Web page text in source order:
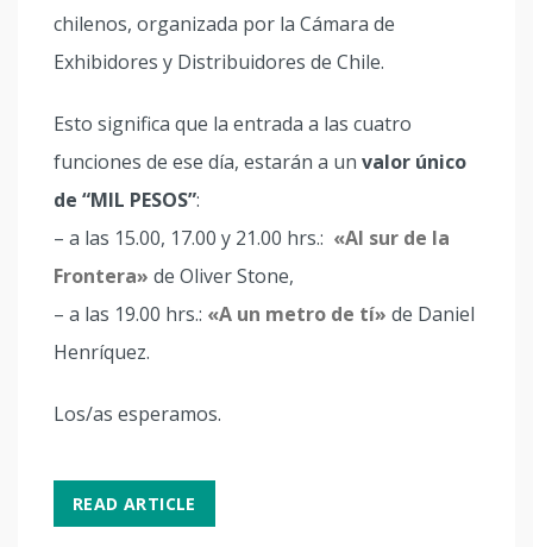
chilenos, organizada por la Cámara de
Exhibidores y Distribuidores de Chile.
Esto significa que la entrada a las cuatro
funciones de ese día, estarán a un valor único
de “MIL PESOS”:
– a las 15.00, 17.00 y 21.00 hrs.: «Al sur de la
Frontera» de Oliver Stone,
– a las 19.00 hrs.: «A un metro de tí» de Daniel
Henríquez.
Los/as esperamos.
READ ARTICLE